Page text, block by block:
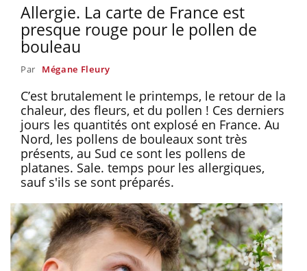
Allergie. La carte de France est
presque rouge pour le pollen de
bouleau
Par Mégane Fleury
C’est brutalement le printemps, le retour de la
chaleur, des fleurs, et du pollen ! Ces derniers
jours les quantités ont explosé en France. Au
Nord, les pollens de bouleaux sont très
présents, au Sud ce sont les pollens de
platanes. Sale. temps pour les allergiques,
sauf s'ils se sont préparés.